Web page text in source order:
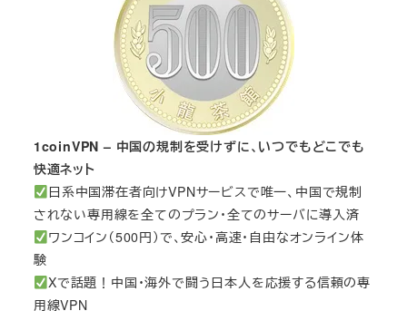
1coinVPN – 中国の規制を受けずに、いつでもどこでも
快適ネット
日系中国滞在者向けVPNサービスで唯一、中国で規制
されない専用線を全てのプラン・全てのサーバに導入済
ワンコイン（500円）で、安心・高速・自由なオンライン体
験
Xで話題！中国・海外で闘う日本人を応援する信頼の専
用線VPN